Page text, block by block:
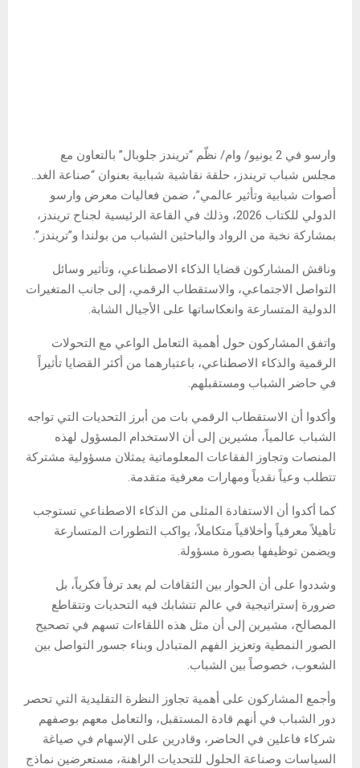
وارسو في 2 يونيو/ وام/ نظّم “تريندز جلوبال” بالتعاون مع
مجلس شباب تريندز، حلقة نقاشية شبابية بعنوان “صناعة الغد..
أصوات شبابية وتأثير عالمي”، ضمن فعاليات معرض وارسو
الدولي للكتاب 2026، وذلك في القاعة الرئيسية لجناح تريندز،
بمشاركة نخبة من الرواد والباحثين الشباب من بولندا و”تريندز”.
وناقش المشاركون قضايا الذكاء الاصطناعي، وتأثير وسائل
التواصل الاجتماعي، والاستقطاب الرقمي، إلى جانب المتغيرات
الدولية المتسارعة وانعكاساتها على الأجيال الشابة.
واتفق المشاركون حول أهمية التعامل الواعي مع التحولات
الرقمية والذكاء الاصطناعي، باعتبارهما من أكثر القضايا تأثيراً
في حاضر الشباب ومستقبلهم.
وأكدوا أن الاستقطاب الرقمي بات من أبرز التحديات التي تواجه
الشباب عالمياً، مشيرين إلى أن الاستخدام المسؤول لهذه
المنصات وتجاوز الفقاعات المعلوماتية يمثلان مسؤولية مشتركة
تتطلب وعياً نقدياً ومهارات معرفية متقدمة.
كما أكدوا أن الاستفادة المثلى من الذكاء الاصطناعي تستوجب
تأهيلاً معرفياً وأخلاقياً متكاملاً، يواكب التطورات المتسارعة
ويضمن توظيفها بصورة مسؤولة.
وشددوا على أن الحوار بين الثقافات لم يعد ترفاً فكرياً، بل
ضرورة إستراتيجية في عالم تتشابك فيه التحديات وتتقاطع
المصالح، مشيرين إلى أن مثل هذه اللقاءات تسهم في تصحيح
الصور النمطية وتعزيز الفهم المتبادل وبناء جسور التواصل بين
الشعوب، خصوصاً بين الشباب.
وأجمع المشاركون على أهمية تجاوز النظرة التقليدية التي تحصر
دور الشباب في أنهم قادة المستقبل، والتعامل معهم بوصفهم
شركاء فاعلين في الحاضر، وقادرين على الإسهام في صياغة
السياسات وصناعة الحلول للتحديات الراهنة، مستعرضين نماذج